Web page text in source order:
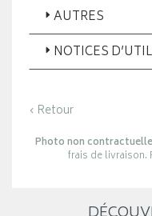
AUTRES
NOTICES
‹ Retour
Photo non contractuelle
frais de livraison.